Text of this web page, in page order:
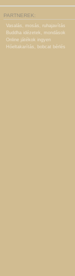
PARTNEREK:
Vasalás, mosás, ruhajavítás
Buddha idézetek, mondások
Online játékok ingyen
Hóeltakarítás, bobcat bérlés